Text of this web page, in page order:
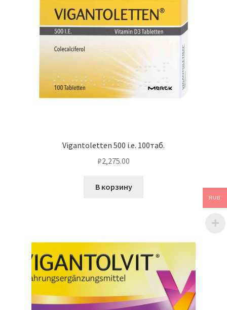
Vigantoletten 500 i.e. 100таб.
₽2,275.00
В корзину
RUB